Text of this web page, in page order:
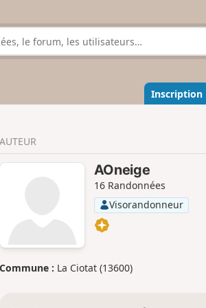
Inscription
AUTEUR
AOneige
16 Randonnées
Visorandonneur
Commune : La Ciotat (13600)